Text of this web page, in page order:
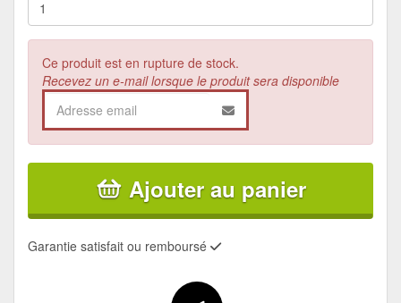
Ce produit est en rupture de stock.
Recevez un e-mail lorsque le produit sera disponible
Ajouter au panier
Garantie satisfait ou remboursé